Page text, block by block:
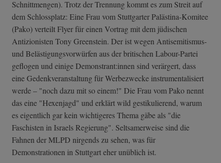
Schnittmengen). Trotz der Trennung kommt es zum Streit auf
dem Schlossplatz: Eine Frau vom Stuttgarter Palästina-Komitee
(Pako) verteilt Flyer für einen Vortrag mit dem jüdischen
Antizionisten Tony Greenstein. Der ist wegen Antisemitismus-
und Belästigungsvorwürfen aus der britischen Labour-Partei
geflogen und einige Demonstrant:innen sind verärgert, dass
eine Gedenkveranstaltung für Werbezwecke instrumentalisiert
werde – "noch dazu mit so einem!" Die Frau vom Pako nennt
das eine "Hexenjagd" und erklärt wild gestikulierend, warum
es eigentlich gar kein wichtigeres Thema gäbe als "die
Faschisten in Israels Regierung". Seltsamerweise sind die
Fahnen der MLPD nirgends zu sehen, was für
Demonstrationen in Stuttgart eher unüblich ist.